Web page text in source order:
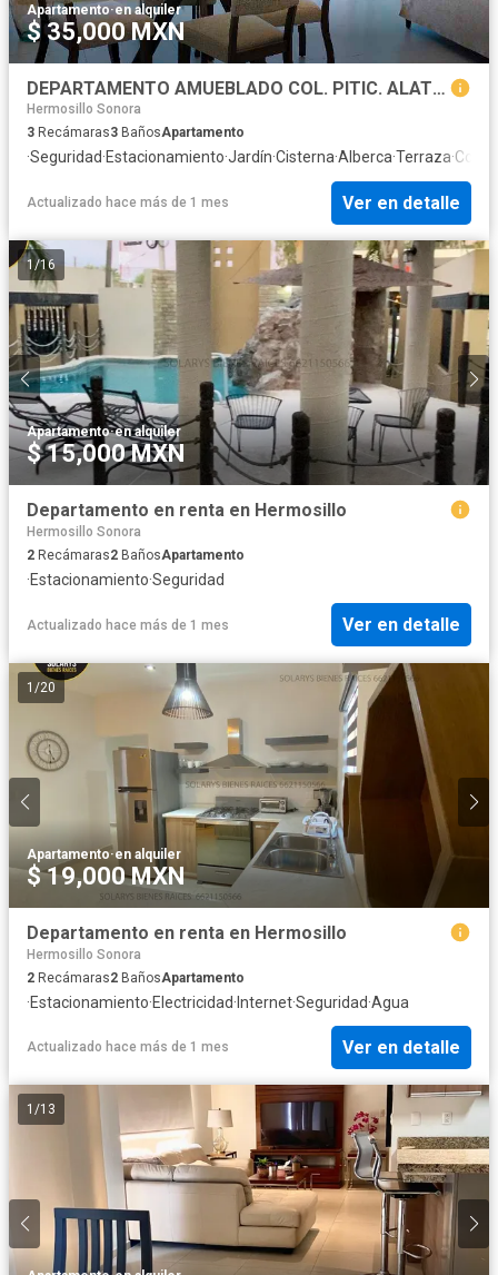
Apartamento·en alquiler
$ 35,000 MXN
DEPARTAMENTO AMUEBLADO COL. PITIC. ALATORRE 1122
Hermosillo Sonora
3 Recámaras3 BañosApartamento
·Seguridad·Estacionamiento·Jardín·Cisterna·Alberca·Terraza·
Actualizado hace más de 1 mes Ver en detalle
1 /16
Apartamento·en alquiler
$ 15,000 MXN
Departamento en renta en Hermosillo
Hermosillo Sonora
2 Recámaras2 BañosApartamento
·Estacionamiento·Seguridad
Actualizado hace más de 1 mes Ver en detalle
1 /20
Apartamento·en alquiler
$ 19,000 MXN
Departamento en renta en Hermosillo
Hermosillo Sonora
2 Recámaras2 BañosApartamento
·Estacionamiento·Electricidad·Internet·Seguridad·Agua
Actualizado hace más de 1 mes Ver en detalle
1 /13